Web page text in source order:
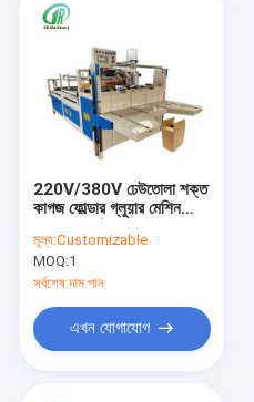
220V/380V ঢেউতোলা শক্ত
কাগজ ফোল্ডার গ্লুয়ার মেশিন
7000*3000*2000mm
মাত্রা
মূল্য:Customizable
MOQ:1
সর্বশেষ দাম পান
এখন যোগাযোগ